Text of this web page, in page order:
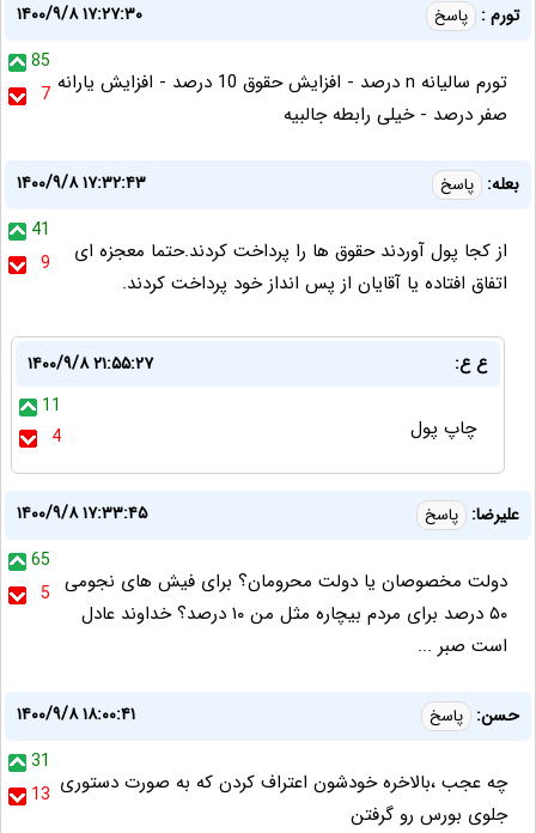
تورم : پاسخ
۱۴۰۰/۹/۸ ۱۷:۲۷:۳۰
85
7 تورم سالیانه n درصد - افزایش حقوق 10 درصد - افزایش یارانه
صفر درصد - خیلی رابطه جالبیه
بعله: پاسخ
۱۴۰۰/۹/۸ ۱۷:۳۲:۴۳
41
9
از کجا پول آوردند حقوق ها را پرداخت کردند.حتما معجزه ای
اتفاق افتاده یا آقایان از پس انداز خود پرداخت کردند.
ع ع:
۱۴۰۰/۹/۸ ۲۱:۵۵:۲۷
11
4
چاپ پول
علیرضا: پاسخ
۱۴۰۰/۹/۸ ۱۷:۳۳:۴۵
65
5 دولت مخصوصان یا دولت محرومان؟ برای فیش های نجومی
۵۰ درصد برای مردم بیچاره مثل من ۱۰ درصد؟ خداوند عادل
است صبر ...
حسن: پاسخ
۱۴۰۰/۹/۸ ۱۸:۰۰:۴۱
31
13 چه عجب ،بالاخره خودشون اعتراف کردن که به صورت دستوری
جلوی بورس رو گرفتن